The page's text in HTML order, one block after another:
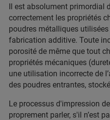
Il est absolument primordial
correctement les propriétés
poudres métalliques
fabrication additive. Toute
porosité de même que tout
propriétés mécaniques
une utilisation incorrecte de
des poudres entrantes,
Le processus d'impression
proprement parler, s'il n’est